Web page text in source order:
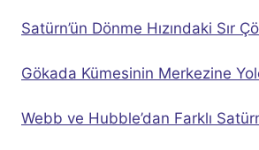
Satürn’ün Dönme Hızındaki Sır
Gökada Kümesinin Merkezine
Webb ve Hubble’dan Farklı